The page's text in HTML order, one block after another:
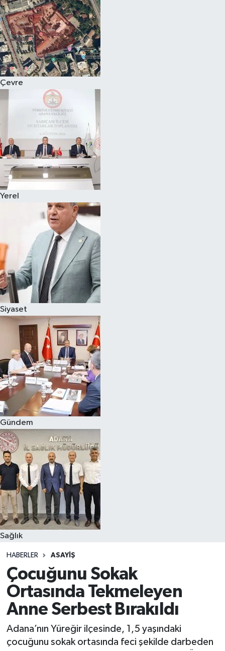
Çevre
Yerel
Siyaset
Gündem
Sağlık
HABERLER ASAYIŞ
Çocuğunu Sokak
Ortasında Tekmeleyen
Anne Serbest Bırakıldı
Adana’nın Yüreğir ilçesinde, 1,5 yaşındaki
çocuğunu sokak ortasında feci şekilde darbeden